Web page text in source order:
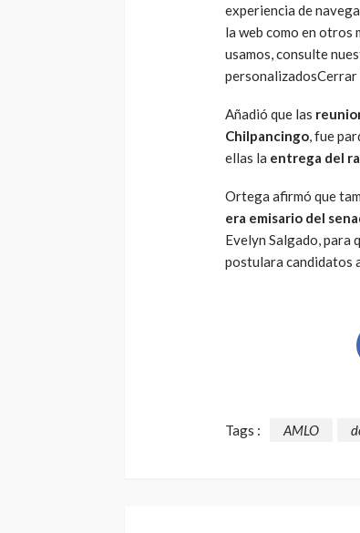
experiencia de
la web como en otros
usamos, consulte
personalizadosCerrar
Añadió que las
Chilpancingo, fue
ellas la entrega del
Ortega afirmó que
era emisario del
Evelyn Salgado, para
postulara candidatos
Tags : AMLO